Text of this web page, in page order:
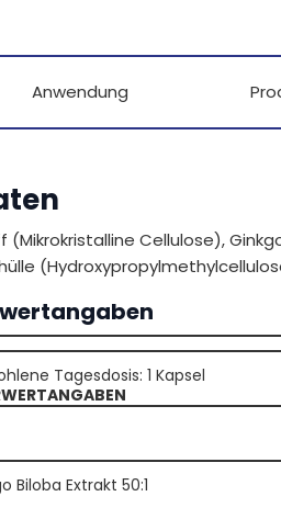
Anwendung
(Mikrokristalline Cellulose),
Tagesdosis: 1 Kapsel
Biloba Extrakt 50:1